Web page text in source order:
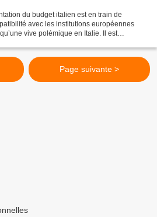
du budget italien est en train de
avec les institutions européennes
vive polémique en Italie. Il est
Page suivante >